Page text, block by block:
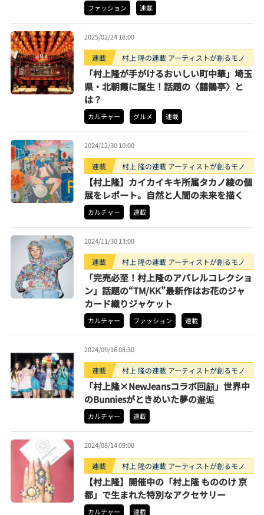
ファッション 連載
2025/02/24 18:00
連載 村上 隆の連載 アーティストが創るモノ
「村上隆が手がけるおいしい町中華」埼玉
県・北朝霞に誕生！話題の〈囍鵲亭〉と
は？
カルチャー グルメ 連載
2024/12/30 10:00
連載 村上 隆の連載 アーティストが創るモノ
【村上隆】カイカイキキ所属タカノ綾の個
展をレポート。自然と人間の未来を描く
カルチャー 連載
2024/11/30 13:00
連載 村上 隆の連載 アーティストが創るモノ
「完売必至！村上隆のアパレルコレクショ
ン」話題の“TM/KK”最新作はお花のジャ
カード織りジャケット
カルチャー ファッション 連載
2024/09/16 08:30
連載 村上 隆の連載 アーティストが創るモノ
「村上隆×NewJeansコラボ回顧」世界中
のBunniesがときめいた夢の邂逅
カルチャー 連載
2024/08/14 09:00
連載 村上 隆の連載 アーティストが創るモノ
【村上隆】開催中の「村上隆 もののけ 京
都」で生まれた特別なアクセサリー
カルチャー 連載